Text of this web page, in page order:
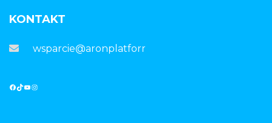
KONTAKT
wsparcie@aronplatforma.pl